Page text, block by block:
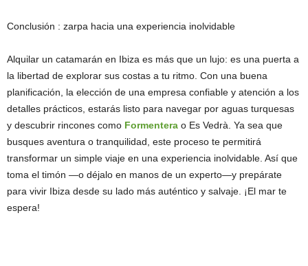
Conclusión : zarpa hacia una experiencia inolvidable
Alquilar un catamarán en Ibiza es más que un lujo: es una puerta a
la libertad de explorar sus costas a tu ritmo. Con una buena
planificación, la elección de una empresa confiable y atención a los
detalles prácticos, estarás listo para navegar por aguas turquesas
y descubrir rincones como Formentera o Es Vedrà. Ya sea que
busques aventura o tranquilidad, este proceso te permitirá
transformar un simple viaje en una experiencia inolvidable. Así que
toma el timón —o déjalo en manos de un experto—y prepárate
para vivir Ibiza desde su lado más auténtico y salvaje. ¡El mar te
espera!